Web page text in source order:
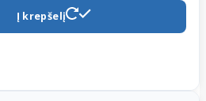
Į krepšelį